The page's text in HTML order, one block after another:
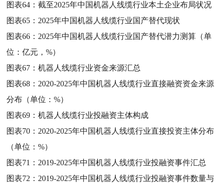
图表64：截至2025年中国机器人线缆行业本土企业布局状况
图表65： 2025年中国机器人线缆行业国产替代现状
图表66： 2025年中国机器人线缆行业国产替代潜力测算（单
位：亿元，%）
图表67：机器人线缆行业资金来源汇总
图表68： 2020-2025年中国机器人线缆行业直接融资资金来源
分布（单位：%）
图表69：机器人线缆行业投融资主体构成
图表70： 2020-2025年中国机器人线缆行业直接投资主体分布
（单位：%）
图表71： 2019-2025年中国机器人线缆行业投融资事件汇总
图表72： 2019-2025年中国机器人线缆行业投融资事件数量与